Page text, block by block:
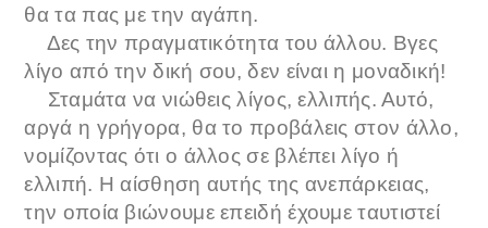
θα τα πας με την αγάπη.
Δες την πραγματικότητα του άλλου. Βγες
λίγο από την δική σου, δεν είναι η μοναδική!
Σταμάτα να νιώθεις λίγος, ελλιπής. Αυτό,
αργά η γρήγορα, θα το προβάλεις στον άλλο,
νομίζοντας ότι ο άλλος σε βλέπει λίγο ή
ελλιπή. Η αίσθηση αυτής της ανεπάρκειας,
την οποία βιώνουμε επειδή έχουμε ταυτιστεί